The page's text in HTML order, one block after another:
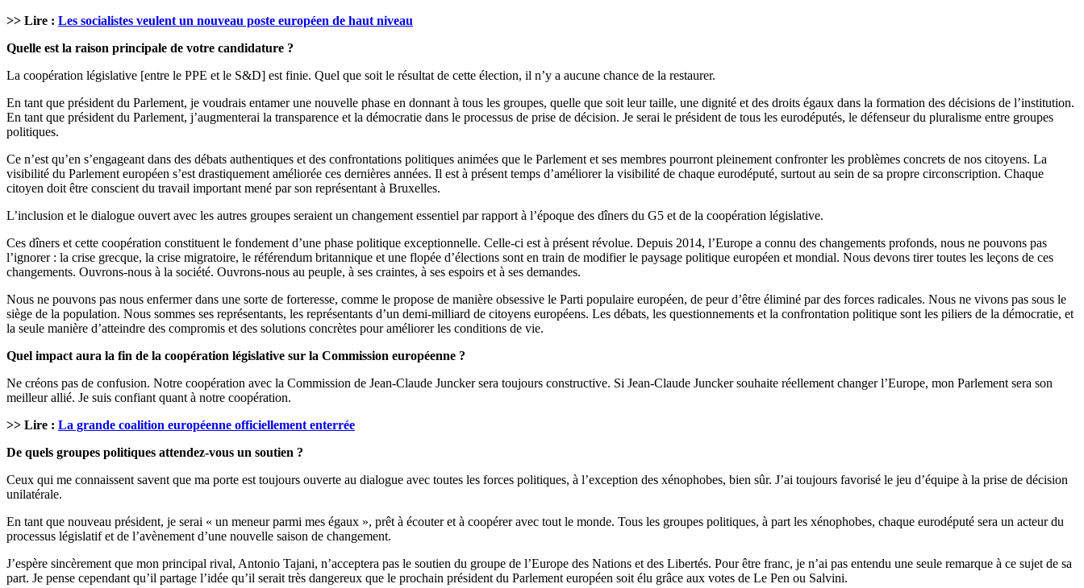
>> Lire : Les socialistes veulent un nouveau poste européen de haut niveau
Quelle est la raison principale de votre candidature ?
La coopération législative [entre le PPE et le S&D] est finie. Quel que soit le résultat de cette élection, il n’y a aucune chance de la restaurer.
En tant que président du Parlement, je voudrais entamer une nouvelle phase en donnant à tous les groupes, quelle que soit leur taille, une dignité et des droits égaux dans la formation des décisions de l’institution.
En tant que président du Parlement, j’augmenterai la transparence et la démocratie dans le processus de prise de décision. Je serai le président de tous les eurodéputés, le défenseur du pluralisme entre groupes
politiques.
Ce n’est qu’en s’engageant dans des débats authentiques et des confrontations politiques animées que le Parlement et ses membres pourront pleinement confronter les problèmes concrets de nos citoyens. La
visibilité du Parlement européen s’est drastiquement améliorée ces dernières années. Il est à présent temps d’améliorer la visibilité de chaque eurodéputé, surtout au sein de sa propre circonscription. Chaque
citoyen doit être conscient du travail important mené par son représentant à Bruxelles.
L’inclusion et le dialogue ouvert avec les autres groupes seraient un changement essentiel par rapport à l’époque des dîners du G5 et de la coopération législative.
Ces dîners et cette coopération constituent le fondement d’une phase politique exceptionnelle. Celle-ci est à présent révolue. Depuis 2014, l’Europe a connu des changements profonds, nous ne pouvons pas
l’ignorer : la crise grecque, la crise migratoire, le référendum britannique et une flopée d’élections sont en train de modifier le paysage politique européen et mondial. Nous devons tirer toutes les leçons de ces
changements. Ouvrons-nous à la société. Ouvrons-nous au peuple, à ses craintes, à ses espoirs et à ses demandes.
Nous ne pouvons pas nous enfermer dans une sorte de forteresse, comme le propose de manière obsessive le Parti populaire européen, de peur d’être éliminé par des forces radicales. Nous ne vivons pas sous le
siège de la population. Nous sommes ses représentants, les représentants d’un demi-milliard de citoyens européens. Les débats, les questionnements et la confrontation politique sont les piliers de la démocratie, et
la seule manière d’atteindre des compromis et des solutions concrètes pour améliorer les conditions de vie.
Quel impact aura la fin de la coopération législative sur la Commission européenne ?
Ne créons pas de confusion. Notre coopération avec la Commission de Jean-Claude Juncker sera toujours constructive. Si Jean-Claude Juncker souhaite réellement changer l’Europe, mon Parlement sera son
meilleur allié. Je suis confiant quant à notre coopération.
>> Lire : La grande coalition européenne officiellement enterrée
De quels groupes politiques attendez-vous un soutien ?
Ceux qui me connaissent savent que ma porte est toujours ouverte au dialogue avec toutes les forces politiques, à l’exception des xénophobes, bien sûr. J’ai toujours favorisé le jeu d’équipe à la prise de décision
unilatérale.
En tant que nouveau président, je serai « un meneur parmi mes égaux », prêt à écouter et à coopérer avec tout le monde. Tous les groupes politiques, à part les xénophobes, chaque eurodéputé sera un acteur du
processus législatif et de l’avènement d’une nouvelle saison de changement.
J’espère sincèrement que mon principal rival, Antonio Tajani, n’acceptera pas le soutien du groupe de l’Europe des Nations et des Libertés. Pour être franc, je n’ai pas entendu une seule remarque à ce sujet de sa
part. Je pense cependant qu’il partage l’idée qu’il serait très dangereux que le prochain président du Parlement européen soit élu grâce aux votes de Le Pen ou Salvini.